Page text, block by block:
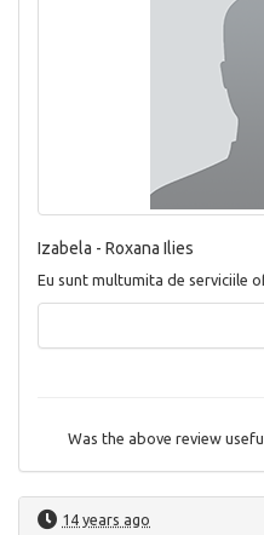
Izabela - Roxana Ilies
Eu sunt multumita de serviciile
Was the above review
14 years ago